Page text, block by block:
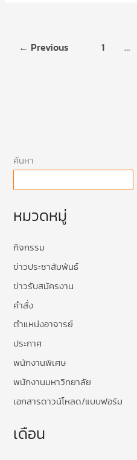
← Previous 1 …
ค้นหา
หมวดหมู่
กิจกรรม
ข่าวประชาสัมพันธ์
ข่าวรับสมัครงาน
คำสั่ง
ตำแหน่งอาจารย์
ประกาศ
พนักงานพิเศษ
พนักงานมหาวิทยาลัย
เอกสารดาวน์โหลด/แบบฟอร์ม
เดือน